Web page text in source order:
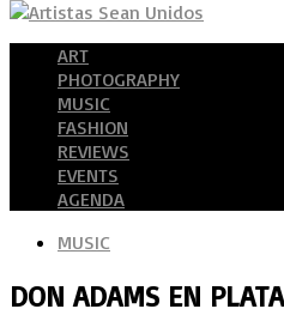
ART
PHOTOGRAPHY
MUSIC
FASHION
REVIEWS
EVENTS
AGENDA
MUSIC
DON ADAMS EN